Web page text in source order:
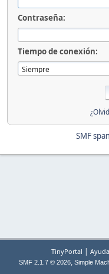
Contraseña:
Tiempo de conexión:
SMF
TinyPortal | Ayuda
SMF 2.1.7 © 2026, Simple